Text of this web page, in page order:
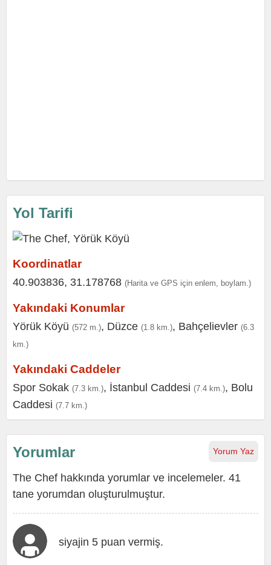
Yol Tarifi
Koordinatlar
40.903836, 31.178768 (Harita ve GPS için enlem, boylam.)
Yakındaki Konumlar
Yörük Köyü (572 m.), Düzce (1.8 km.), Bahçelievler (6.3
km.)
Yakındaki Caddeler
Spor Sokak (7.3 km.), İstanbul Caddesi (7.4 km.), Bolu
Caddesi (7.7 km.)
Yorum Yaz
Yorumlar
The Chef hakkında yorumlar ve incelemeler. 41
tane yorumdan oluşturulmuştur.
siyajin 5 puan vermiş.